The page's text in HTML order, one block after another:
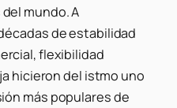
mundo. A
de estabilidad
flexibilidad
hicieron del istmo uno
más populares de